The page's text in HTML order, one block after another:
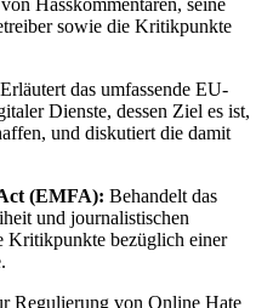
Hasskommentaren, seine
sowie die Kritikpunkte
Erläutert das umfassende EU-
Dienste, dessen Ziel es ist,
und diskutiert die damit
(EMFA): Behandelt das
und journalistischen
Kritikpunkte bezüglich einer
Regulierung von Online Hate